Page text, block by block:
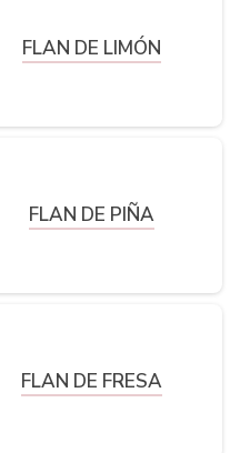
FLAN DE LIMÓN
FLAN DE PIÑA
FLAN DE FRESA